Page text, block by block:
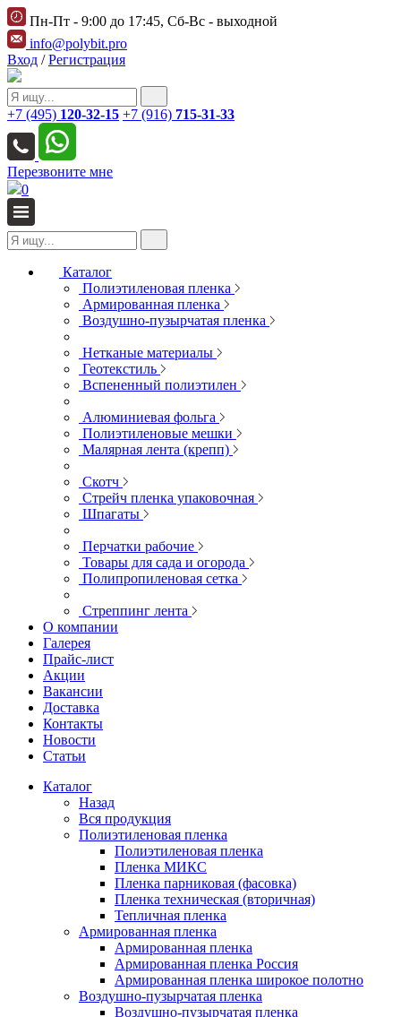
Пн-Пт - 9:00 до 17:45, Сб-Вс - выходной
info@polybit.pro
Вход /Регистрация
+7 (495) 120-32-15 +7 (916) 715-31-33
Перезвоните мне
0
Каталог
Полиэтиленовая пленка
Армированная пленка
Воздушно-пузырчатая пленка
Нетканые материалы
Геотекстиль
Вспененный полиэтилен
Алюминиевая фольга
Полиэтиленовые мешки
Малярная лента (крепп)
Скотч
Стрейч пленка упаковочная
Шпагаты
Перчатки рабочие
Товары для сада и огорода
Полипропиленовая сетка
Стреппинг лента
О компании
Галерея
Прайс-лист
Акции
Вакансии
Доставка
Контакты
Новости
Статьи
Каталог
Назад
Вся продукция
Полиэтиленовая пленка
Полиэтиленовая пленка
Пленка МИКС
Пленка парниковая (фасовка)
Пленка техническая (вторичная)
Тепличная пленка
Армированная пленка
Армированная пленка
Армированная пленка Россия
Армированная пленка широкое полотно
Воздушно-пузырчатая пленка
Воздушно-пузырчатая пленка